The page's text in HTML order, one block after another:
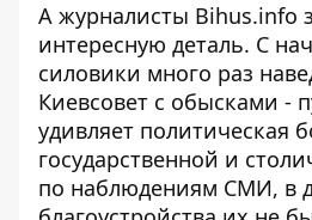
А журналисты Bihus.info
интересную деталь. С
силовики много раз
Киевсовет с обысками -
удивляет политическая
государственной и
по наблюдениям СМИ, в